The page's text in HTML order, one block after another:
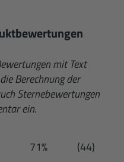
mit Text
Berechnung der
Sternebewertungen
ein.
71%
(44)